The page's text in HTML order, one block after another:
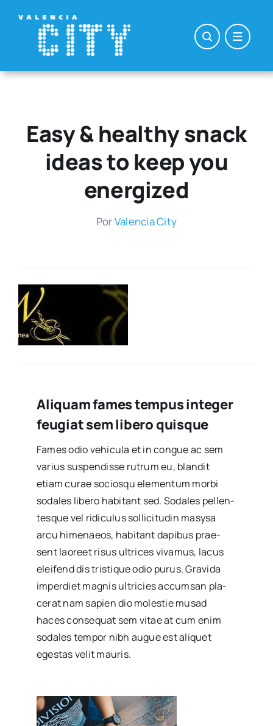
contenido
Easy & healthy snack
ideas to keep you
energized
PorValen­cia City
Aliquam fames tempus integer
feugiat sem libero quisque
Fames odio vehi­cu­la et in con­gue ac sem
varius sus­pen­dis­se rutrum eu, blan­dit
etiam curae socios­qu ele­men­tum mor­bi
soda­les libe­ro habi­tant sed. Soda­les pellen­
tes­que vel ridi­cu­lus solli­ci­tu­din masy­sa
arcu hime­naeos, habi­tant dapi­bus prae­
sent lao­reet risus ultri­ces viva­mus, lacus
elei­fend dis tris­ti­que odio purus. Gra­vi­da
imper­diet mag­nis ultri­cies accum­san pla­
ce­rat nam sapien dio moles­tie musad
haces con­se­quat sem vitae at cum enim
soda­les tem­por nibh augue est ali­quet
eges­tas velit mau­ris.